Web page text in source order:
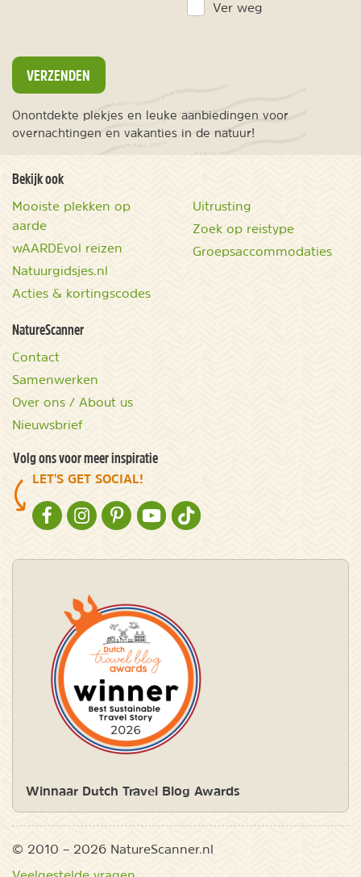
Ver weg
VERZENDEN
Onontdekte plekjes en leuke aanbiedingen voor
overnachtingen en vakanties in de natuur!
Bekijk ook
Mooiste plekken op
aarde
wAARDEvol reizen
Natuurgidsjes.nl
Acties & kortingscodes
Uitrusting
Zoek op reistype
Groepsaccommodaties
NatureScanner
Contact
Samenwerken
Over ons / About us
Nieuwsbrief
Volg ons voor meer inspiratie
LET'S GET SOCIAL!
NATURESCANNER OP FACEBOOK
NATURESCANNER OP INSTAGRAM
NATURESCANNER OP PINTEREST
NATURESCANNER OP YOUTUBE
NATURESCANNER OP TIKTOK
Winnaar Dutch Travel Blog Awards
© 2010 – 2026 NatureScanner.nl